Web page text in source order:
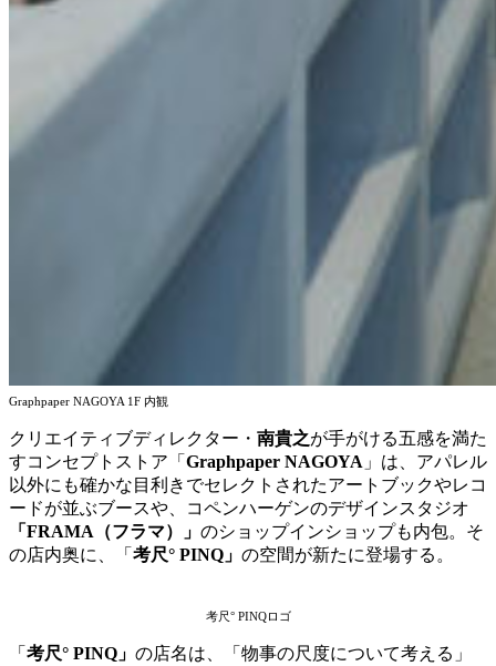
Graphpaper NAGOYA 1F 内観
クリエイティブディレクター・ 南貴之が手がける五感を満た
すコンセプトストア「 Graphpaper NAGOYA 」は、アパレル
以外にも確かな目利きでセレクトされたアートブックやレコ
ードが並ぶブースや、コペンハーゲンのデザインスタジオ
「FRAMA（フラマ）」 のショップインショップも内包。そ
の店内奥に、「 考尺° PINQ 」 の空間が新たに登場する。
考尺° PINQロゴ
「 考尺° PINQ」 の店名は、「物事の尺度について考える」